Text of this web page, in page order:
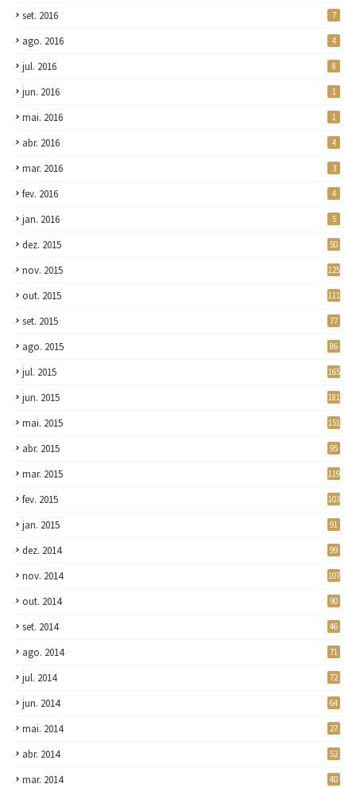
set. 2016 7
ago. 2016 4
jul. 2016 8
jun. 2016 1
mai. 2016 1
abr. 2016 4
mar. 2016 3
fev. 2016 4
jan. 2016 5
dez. 2015 50
nov. 2015 125
out. 2015 111
set. 2015 77
ago. 2015 86
jul. 2015 165
jun. 2015 181
mai. 2015 151
abr. 2015 95
mar. 2015 119
fev. 2015 103
jan. 2015 91
dez. 2014 99
nov. 2014 107
out. 2014 90
set. 2014 46
ago. 2014 71
jul. 2014 72
jun. 2014 64
mai. 2014 27
abr. 2014 52
mar. 2014 40